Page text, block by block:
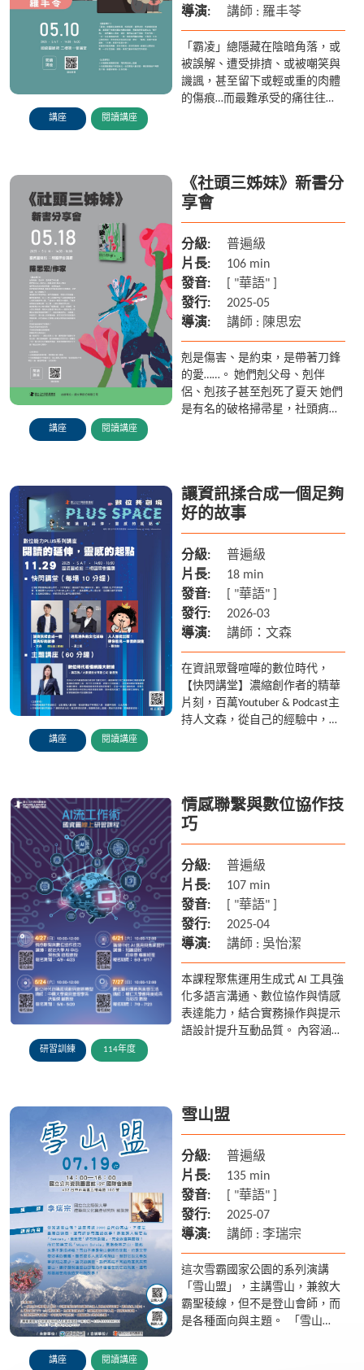
講座 閱讀講座
導演: 講師 : 羅丰苓
「霸凌」總隱藏在陰暗角落，或
被誤解、遭受排擠、或被嘲笑與
譏諷，甚至留下或輕或重的肉體
的傷痕…而最難承受的痛往往
講座 閱讀講座
《社頭三姊妹》新書分
享會
分級:
普遍級
片長:
106 min
發音:
[ "華語" ]
發行:
2025-05
導演:
講師 : 陳思宏
剋是傷害、是約束，是帶著刀鋒
的愛……。 她們剋父母、剋伴
侶、剋孩子甚至剋死了夏天 她們
是有名的破格掃帚星，社頭痟查
講座 閱讀講座
讓資訊揉合成一個足夠
好的故事
分級:
普遍級
片長:
18 min
發音:
[ "華語" ]
發行:
2026-03
導演:
講師：文森
在資訊眾聲喧嘩的數位時代，
【快閃講堂】濃縮創作者的精華
片刻，百萬Youtuber & Podcast主
持人文森，從自己的經驗中，分
研習訓練 114年度
情感聯繫與數位協作技
巧
分級:
普遍級
片長:
107 min
發音:
[ "華語" ]
發行:
2025-04
導演:
講師 : 吳怡潔
本課程聚焦運用生成式 AI 工具強
化多語言溝通、數位協作與情感
表達能力，結合實務操作與提示
語設計提升互動品質。 內容涵蓋
講座 閱讀講座
雪山盟
分級:
普遍級
片長:
135 min
發音:
[ "華語" ]
發行:
2025-07
導演:
講師 : 李瑞宗
這次雪霸國家公園的系列演講
「雪山盟」，主講雪山，兼敘大
霸聖稜線，但不是登山會師，而
是各種面向與主題。 「雪山